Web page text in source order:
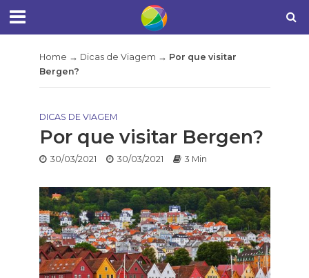
Home → Dicas de Viagem → Por que visitar
Bergen?
DICAS DE VIAGEM
Por que visitar Bergen?
30/03/2021 30/03/2021 3 Min